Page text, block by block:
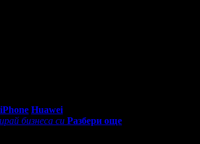
iPhone Huawei
бизнеса си Разбери още